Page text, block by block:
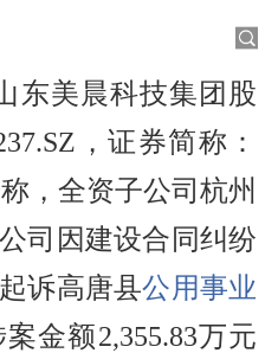
东美晨科技集团股
，证券简称：
，全资子公司杭州
司因建设合同纠纷
诉高唐县公用事业
金额2,355.83万元